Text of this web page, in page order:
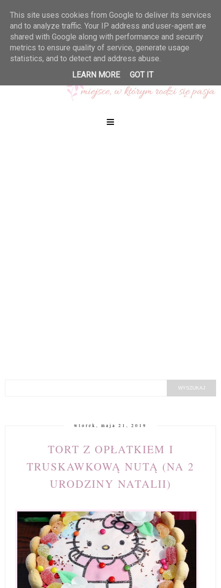
≡
wtorek, maja 21, 2019
TORT Z OPŁATKIEM I
TRUSKAWKOWĄ NUTĄ (NA 2
URODZINY NATALII)
This site uses cookies from Google to deliver its services
and to analyze traffic. Your IP address and user-agent are
shared with Google along with performance and security
metrics to ensure quality of service, generate usage
statistics, and to detect and address abuse.
LEARN MORE
GOT IT